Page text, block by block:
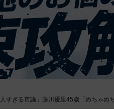
人すぎる市議」藤川優里45歳「めちゃ